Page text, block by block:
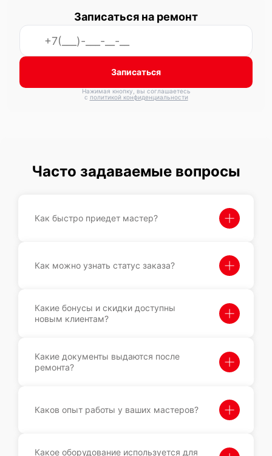
Записаться на ремонт
Записаться
Нажимая кнопку, вы соглашаетесь
с политикой конфиденциальности
Часто задаваемые вопросы
Как быстро приедет мастер?
Как можно узнать статус заказа?
Какие бонусы и скидки доступны
новым клиентам?
Какие документы выдаются после
ремонта?
Каков опыт работы у ваших мастеров?
Какое оборудование используется для